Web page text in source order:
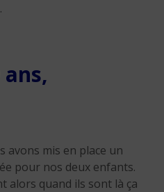
avons mis en place un
pour nos deux enfants.
alors quand ils sont là ça